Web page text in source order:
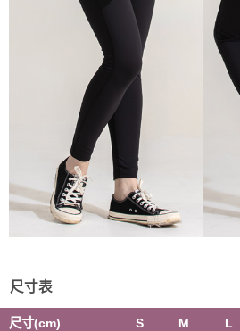
尺寸表
尺寸(cm) S M L